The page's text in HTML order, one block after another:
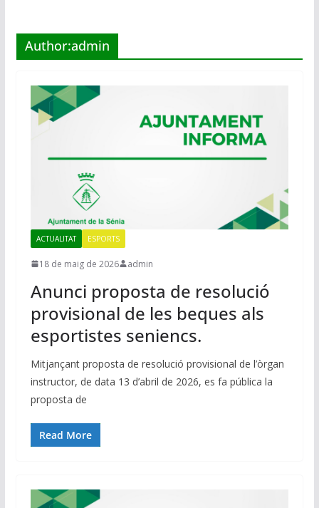
Author:admin
ACTUALITAT ESPORTS
18 de maig de 2026 admin
Anunci proposta de resolució
provisional de les beques als
esportistes seniencs.
Mitjançant proposta de resolució provisional de l’òrgan
instructor, de data 13 d’abril de 2026, es fa pública la
proposta de
Read More